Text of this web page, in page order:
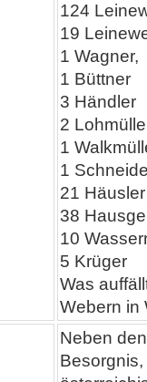
124
19
1 Wagner,
1 Büttner
3 Händler
2
1
1
21 Häusler
38
10
5 Krüger
Was
Webern in
Neben